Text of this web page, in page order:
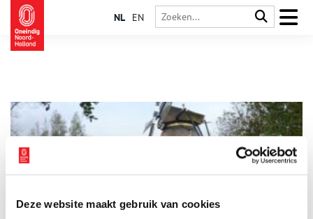
Deze website maakt gebruik van cookies
NL EN